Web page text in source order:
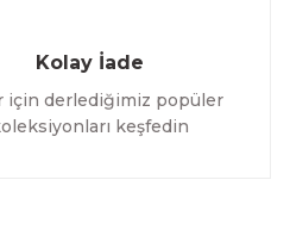
Kolay İade
için derlediğimiz popüler
keşfedin